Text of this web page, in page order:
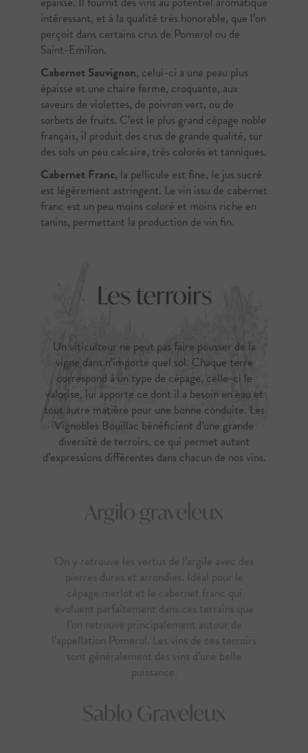
intéressant, et à la qualité très honorable, que l’on
perçoit dans certains crus de Pomerol ou de
Saint-Emilion.
Cabernet Sauvignon, celui-ci a une peau plus
épaisse et une chaire ferme, croquante, aux
saveurs de violettes, de poivron vert, ou de
sorbets de fruits. C’est le plus grand cépage noble
français, il produit des crus de grande qualité, sur
des sols un peu calcaire, très colorés et tanniques.
Cabernet Franc, la pellicule est fine, le jus sucré
est légèrement astringent. Le vin issu de cabernet
franc est un peu moins coloré et moins riche en
tanins, permettant la production de vin fin.
Les terroirs
Un viticulteur ne peut pas faire pousser de la
vigne dans n’importe quel sol. Chaque terre
correspond à un type de cépage, celle-ci le
valorise, lui apporte ce dont il a besoin en eau et
tout autre matière pour une bonne conduite. Les
Vignobles Bouillac bénéficient d’une grande
diversité de terroirs, ce qui permet autant
d’expressions différentes dans chacun de nos vins.
Argilo graveleux
On y retrouve les vertus de l’argile avec des
pierres dures et arrondies. Idéal pour le
cépage merlot et le cabernet franc qui
évoluent parfaitement dans ces terrains que
l’on retrouve principalement autour de
l’appellation Pomerol. Les vins de ces terroirs
sont généralement des vins d’une belle
puissance.
Sablo Graveleux